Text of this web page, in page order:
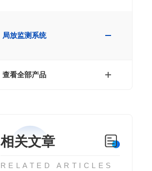
局放监测系统
查看全部产品
相关文章
RELATED ARTICLES